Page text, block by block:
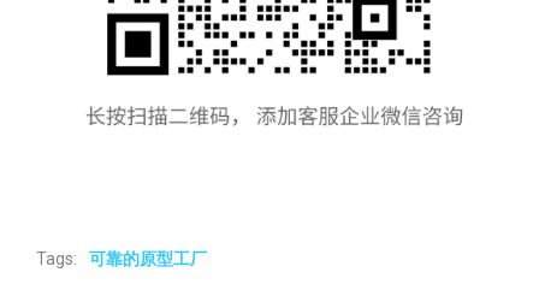
Tags: 可靠的原型工厂